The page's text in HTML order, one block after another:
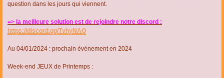
question dans les jours qui viennent.
=> la meilleure solution est de rejoindre notre discord :
https://discord.gg/TvhyNAQ
Au 04/01/2024 : prochain évènement en 2024
Week-end JEUX de Printemps :